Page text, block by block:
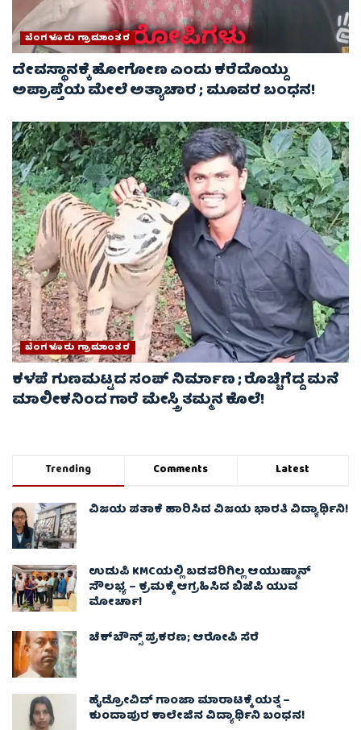
ಬೆಂಗಳೂರು ಗ್ರಾಮಾಂತರ
ದೇವಸ್ಥಾನಕ್ಕೆ ಹೋಗೋಣ ಎಂದು ಕರೆದೊಯ್ದು
ಅಪ್ರಾಪ್ತೆಯ ಮೇಲೆ ಅತ್ಯಾಚಾರ ; ಮೂವರ ಬಂಧನ!
ಬೆಂಗಳೂರು ಗ್ರಾಮಾಂತರ
ಕಳಪೆ ಗುಣಮಟ್ಟದ ಸಂಪ್ ನಿರ್ಮಾಣ ; ರೊಚ್ಚಿಗೆದ್ದ ಮನೆ
ಮಾಲೀಕನಿಂದ ಗಾರೆ ಮೇಸ್ತ್ರಿ ತಮ್ಮನ ಕೊಲೆ!
Trending Comments Latest
ವಿಜಯ ಪತಾಕೆ ಹಾರಿಸಿದ ವಿಜಯ ಭಾರತಿ ವಿದ್ಯಾರ್ಥಿನಿ!
ಉಡುಪಿ KMCಯಲ್ಲಿ ಬಡವರಿಗಿಲ್ಲ ಆಯುಷ್ಮಾನ್
ಸೌಲಭ್ಯ – ಕ್ರಮಕ್ಕೆ ಆಗ್ರಹಿಸಿದ ಬಿಜೆಪಿ ಯುವ
ಮೋರ್ಚಾ!
ಚೆಕ್​ಬೌನ್ಸ್​ ಪ್ರಕರಣ; ಆರೋಪಿ ಸೆರೆ
ಹೈಡ್ರೋವಿಡ್ ಗಾಂಜಾ ಮಾರಾಟಕ್ಕೆ ಯತ್ನ –
ಕುಂದಾಪುರ ಕಾಲೇಜಿನ ವಿದ್ಯಾರ್ಥಿನಿ ಬಂಧನ!